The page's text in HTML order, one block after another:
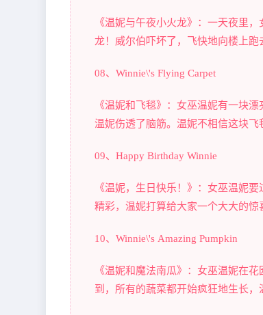
《温妮与午夜小火龙》：一天夜里
龙！威尔伯吓坏了，飞快地向楼上跑
08、Winnie\'s Flying Carpet
《温妮和飞毯》：女巫温妮有一块
温妮伤透了脑筋。温妮不相信这块
09、Happy Birthday Winnie
《温妮，生日快乐！》：女巫温妮
精彩，温妮打算给大家一个大大的
10、Winnie\'s Amazing Pumpkin
《温妮和魔法南瓜》：女巫温妮在
到，所有的蔬菜都开始疯狂地生长